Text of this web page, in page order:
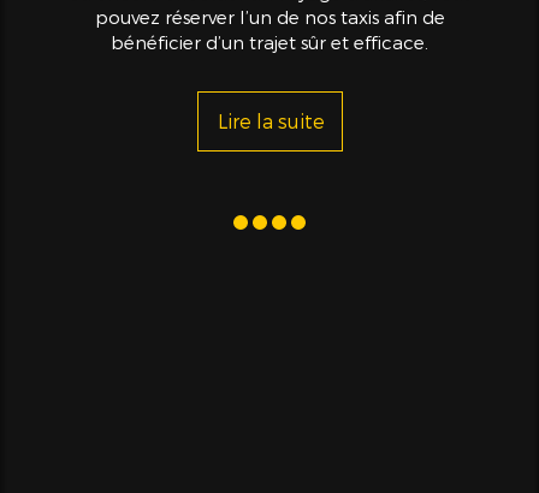
pouvez réserver l’un de nos taxis afin de
bénéficier d’un trajet sûr et efficace.
Lire la suite